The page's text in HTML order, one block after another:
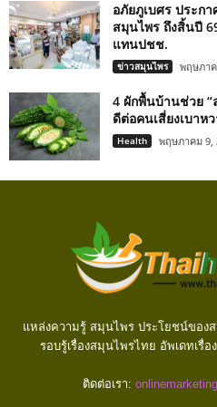
อภัยภูเบศร ประก
สมุนไพร ถึงสิ้นปี
แทนปชช.
ข่าวสมุนไพร พฤษภา
4 ผักพื้นบ้านช่วย “
ดีต่อคนเสี่ยงเบาห
Health พฤษภาคม 9,
แหล่งความรู้ สมุนไพร ประโยชน์ขอ
รอบรู้เรื่องสมุนไพรไทย อัพเดทเรื่
ติดต่อเรา: